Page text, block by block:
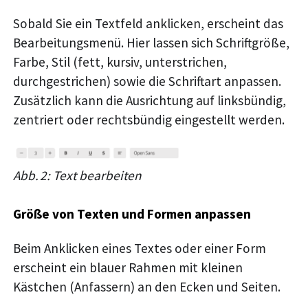
Sobald Sie ein Textfeld anklicken, erscheint das
Bearbeitungsmenü. Hier lassen sich Schriftgröße,
Farbe, Stil (fett, kursiv, unterstrichen,
durchgestrichen) sowie die Schriftart anpassen.
Zusätzlich kann die Ausrichtung auf linksbündig,
zentriert oder rechtsbündig eingestellt werden.
Abb. 2: Text bearbeiten
Größe von Texten und Formen anpassen
Beim Anklicken eines Textes oder einer Form
erscheint ein blauer Rahmen mit kleinen
Kästchen (Anfassern) an den Ecken und Seiten.